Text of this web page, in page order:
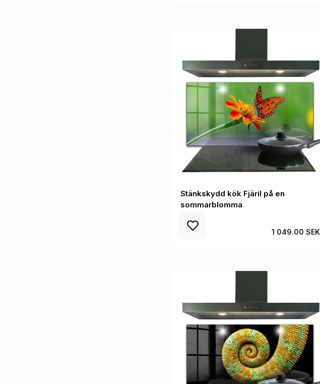
Stänkskydd kök Fjäril på en
sommarblomma
1 049.00 SEK